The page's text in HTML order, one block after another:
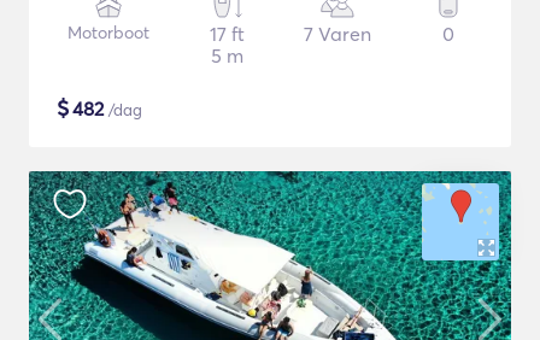
Motorboot
17 ft
5 m
7 Varen 0
$482/dag